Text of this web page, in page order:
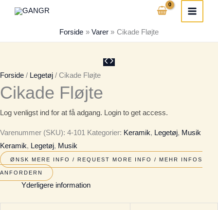
Forside Varer Cikade Fløjte
Forside / Legetøj / Cikade Fløjte
Cikade Fløjte
Log venligst ind for at få adgang. Login to get access.
Varenummer (SKU): 4-101 Kategorier: Keramik, Legetøj, Musik
Keramik, Legetøj, Musik
ØNSK MERE INFO / REQUEST MORE INFO / MEHR INFOS
ANFORDERN
Yderligere information